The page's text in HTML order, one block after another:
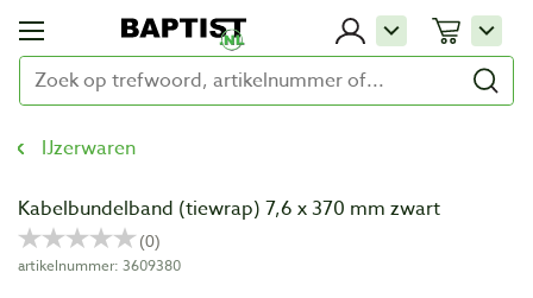
IJzerwaren
Kabelbundelband (tiewrap) 7,6 x 370 mm zwart
artikelnummer: 3609380